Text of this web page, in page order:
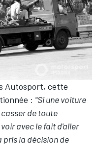
Autosport, cette
: "Si une voiture
de toute
avec le fait d'aller
pris la décision de